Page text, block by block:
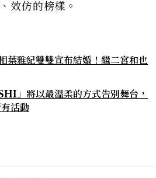
效仿的榜樣。
雅紀雙雙宣布結婚！繼二宮和也
」將以最溫柔的方式告別舞台，
活動